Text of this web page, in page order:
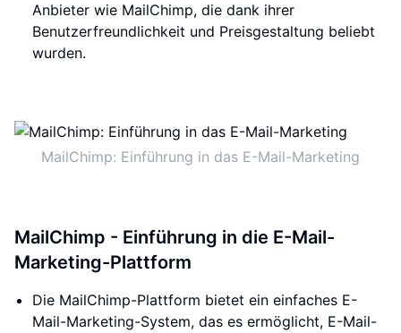
Anbieter wie MailChimp, die dank ihrer
Benutzerfreundlichkeit und Preisgestaltung beliebt
wurden.
MailChimp: Einführung in das E-Mail-Marketing
MailChimp - Einführung in die E-Mail-
Marketing-Plattform
Die MailChimp-Plattform bietet ein einfaches E-
Mail-Marketing-System, das es ermöglicht, E-Mail-